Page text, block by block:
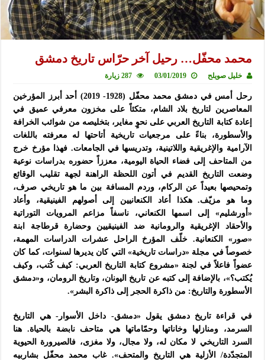
محمد محفّل… رحيل آخر حرّاس تاريخ دمشق
خليل صويلح 03/01/2019 287 زيارة
رحل أمس في دمشق محمد محفّل (1928- 2019) أحد أبرز المؤرخين
المعاصرين لتاريخ بلاد الشام، متكئاً على مخزون معرفي عميق في
إعادة كتابة التاريخ العربي على نحوٍ مغاير، بتخليصه من شوائب الخرافة
والأسطورة، بناءً على مرجعيات تاريخية أتاحتها له معرفته باللغات
الآرامية والإغريقية واللاتينية، وتدريسها في الجامعات. فهذا مؤرخ خرج
من المتاحف إلى فضاء الحياة اليومية، معززاً حضوره بدراسات نوعية
وضعت التاريخ القديم في أتون اللحظة الراهنة لجهة تقليب الوقائع
وتمحيصها بعيداً عن الركام، وردم المسافة بين ما هو تاريخي صرف،
وما هو مزيّف. هكذا أعاد الكنعانيين إلى أصولهم الفينيقية، وأعاد
«أورشليم» إلى اسمها الكنعاني، ناسفاً مزاعم المرويات التوراتية
والأحقاد الإغريقية والرومانية ضد الفينيقيين وحضارة قرطاجة ابنة
«صور» الكنعانية. خلّف المؤرخ الراحل عشرات الدراسات المهمة،
خصوصاً في مجلة «دراسات تاريخية» التي كان يديرها لسنوات، كما كان
عضواً فاعلاً في لجنة «مشروع كتابة التاريخ العربي: كيف كُتب، وكيف
يُكتب؟»، بالإضافة إلى كتبه عن تاريخ اليونان، وتاريخ الرومان، و«دمشق
الأسطورة والتاريخ: من ذاكرة الحجر إلى ذاكرة البشر».
في قراءة تاريخ دمشق يقول «دمشق- داخل الأسوار- هي التاريخ
السرمد، ومنازلها وخاناتها وحمّاماتها هي متاحف نابضة بالحياة. هنا
السرد التاريخي لا مكان له، ولا مجال، ولا مغزى، فالصيرورة الحيوية
المتجدّدة/ الأزلية هي التاريخ والمتحف». غاب محمد محفّل بشاربيه